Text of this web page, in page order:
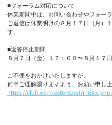
■フォーラム対応について
休業期間中は、お問い合わせやフォー
ご返信は休業明けの８月１７日（月）
す。
■返答停止期間
８月７日（金）１７：００〜８月１７
ご不便をおかけいたしますが、
何卒ご理解賜りますよう、お願い申し上
https://club.ec-masters.net/